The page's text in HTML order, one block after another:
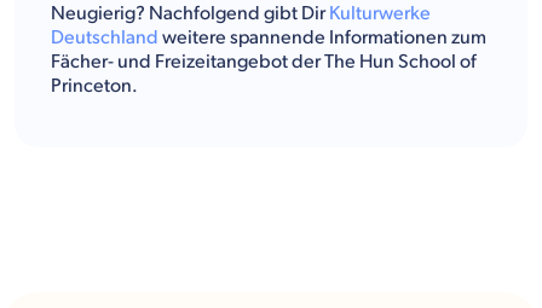
Neugierig? Nachfolgend gibt DirKulturwerke
Deutschland weitere spannende Informationen zum
Fächer- und Freizeitangebot der The Hun School of
Princeton.